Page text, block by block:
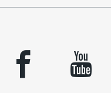
facebook youtube